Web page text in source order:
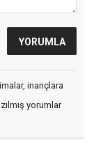
inançlara
yorumlar